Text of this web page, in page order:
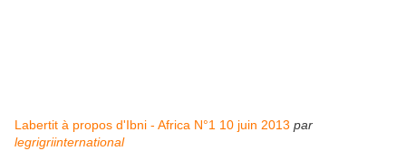
Labertit à propos d'Ibni - Africa N°1 10 juin 2013 par
legrigriinternational